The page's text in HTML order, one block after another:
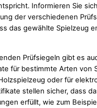
Informieren Sie
der verschiedenen
das gewählte Spielzeug
Prüfsiegeln gibt es
für bestimmte Arten von
oder für
stellen sicher, dass
erfüllt, wie zum